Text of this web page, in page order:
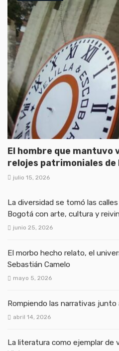
El hombre que mantuvo
relojes patrimoniales de
julio 15, 2026
La diversidad se tomó las
Bogotá con arte, cultura y
junio 25, 2026
El morbo hecho relato, el
Sebastián Camelo
mayo 5, 2026
Rompiendo las narrativas junto
abril 14, 2026
La literatura como ejemplar de